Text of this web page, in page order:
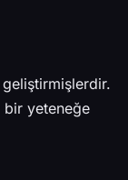
bir yeteneğe